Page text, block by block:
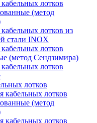
лотков
(метод
лотков из
стали INOX
лотков
(метод Сендзимира)
лотков
лотков
кабельных лотков
(метод
кабельных лотков